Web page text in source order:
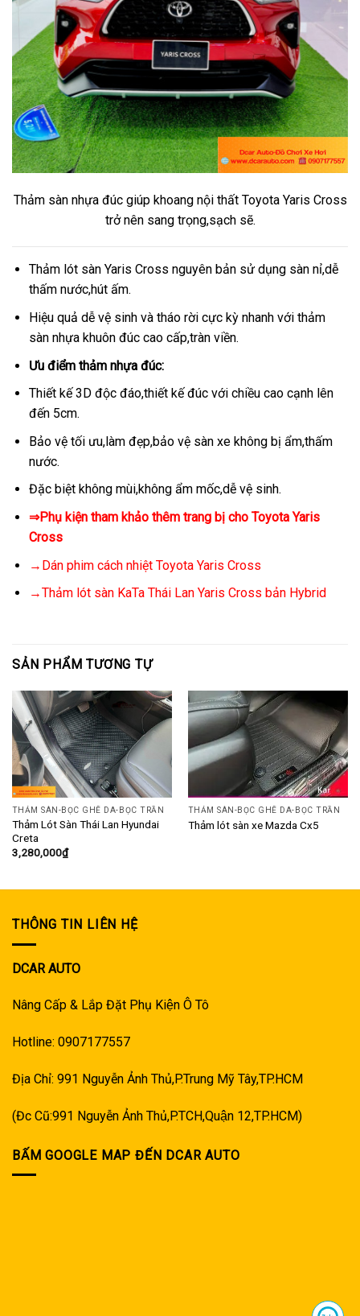
Thảm sàn nhựa đúc giúp khoang nội thất Toyota Yaris Cross
trở nên sang trọng,sạch sẽ.
Thảm lót sàn Yaris Cross nguyên bản sử dụng sàn nỉ,dễ
thấm nước,hút ấm.
Hiệu quả dễ vệ sinh và tháo rời cực kỳ nhanh với thảm
sàn nhựa khuôn đúc cao cấp,tràn viền.
Ưu điểm thảm nhựa đúc:
Thiết kế 3D độc đáo,thiết kế đúc với chiều cao cạnh lên
đến 5cm.
Bảo vệ tối ưu,làm đẹp,bảo vệ sàn xe không bị ẩm,thấm
nước.
Đặc biệt không mùi,không ẩm mốc,dễ vệ sinh.
⇒Phụ kiện tham khảo thêm trang bị cho Toyota Yaris
Cross
→Dán phim cách nhiệt Toyota Yaris Cross
→Thảm lót sàn KaTa Thái Lan Yaris Cross bản Hybrid
SẢN PHẨM TƯƠNG TỰ
THẢM SÀN-BỌC GHẾ DA-BỌC TRẦN
Thảm Lót Sàn Thái Lan Hyundai
Creta
3,280,000₫
THẢM SÀN-BỌC GHẾ DA-BỌC TRẦN
Thảm lót sàn xe Mazda Cx5
THÔNG TIN LIÊN HỆ
DCAR AUTO
Nâng Cấp & Lắp Đặt Phụ Kiện Ô Tô
Hotline: 0907177557
Địa Chỉ: 991 Nguyễn Ảnh Thủ,P.Trung Mỹ Tây,TP.HCM
(Đc Cũ:991 Nguyễn Ảnh Thủ,P.TCH,Quận 12,TP.HCM)
BẤM GOOGLE MAP ĐẾN DCAR AUTO